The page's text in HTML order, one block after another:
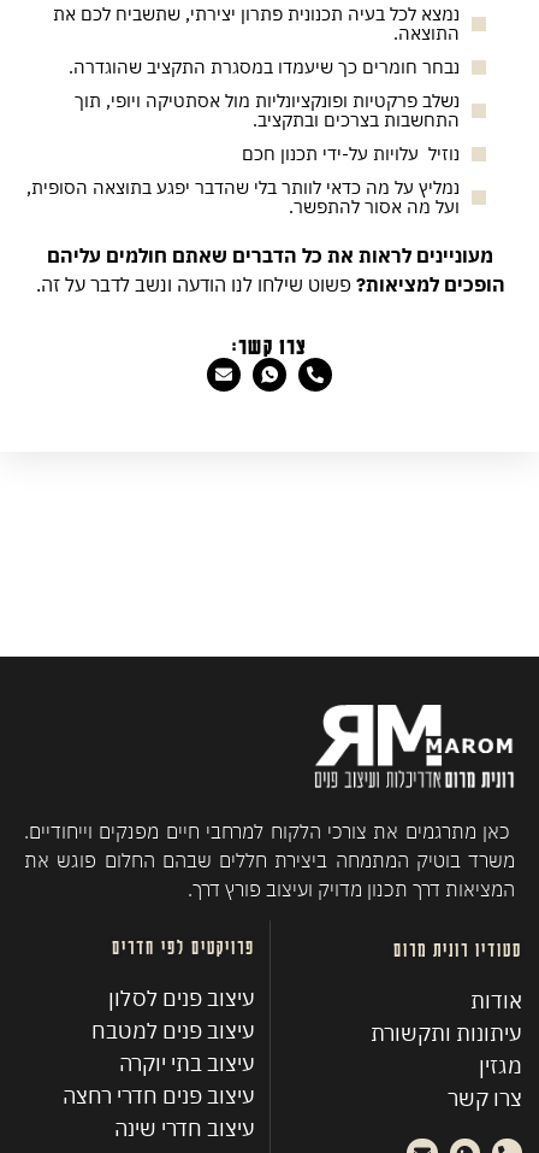
נמצא לכל בעיה תכנונית פתרון יצירתי, שתשביח לכם את
התוצאה.
נבחר חומרים כך שיעמדו במסגרת התקציב שהוגדרה.
נשלב פרקטיות ופונקציונליות מול אסתטיקה ויופי, תוך
התחשבות בצרכים ובתקציב.
נוזיל עלויות על-ידי תכנון חכם
נמליץ על מה כדאי לוותר בלי שהדבר יפגע בתוצאה הסופית,
ועל מה אסור להתפשר.
מעוניינים לראות את כל הדברים שאתם חולמים עליהם
הופכים למציאות?פשוט שילחו לנו הודעה ונשב לדבר על זה.
צרו קשר:
כאן מתרגמים את צורכי הלקוח למרחבי חיים מפנקים וייחודיים.
משרד בוטיק המתמחה ביצירת חללים שבהם החלום פוגש את
המציאות דרך תכנון מדויק ועיצוב פורץ דרך.
סטודיו רונית מרום
אודות
עיתונות ותקשורת
מגזין
צרו קשר
פרויקטים לפי חדרים
עיצוב פנים לסלון
עיצוב פנים למטבח
עיצוב בתי יוקרה
עיצוב פנים חדרי רחצה
עיצוב חדרי שינה